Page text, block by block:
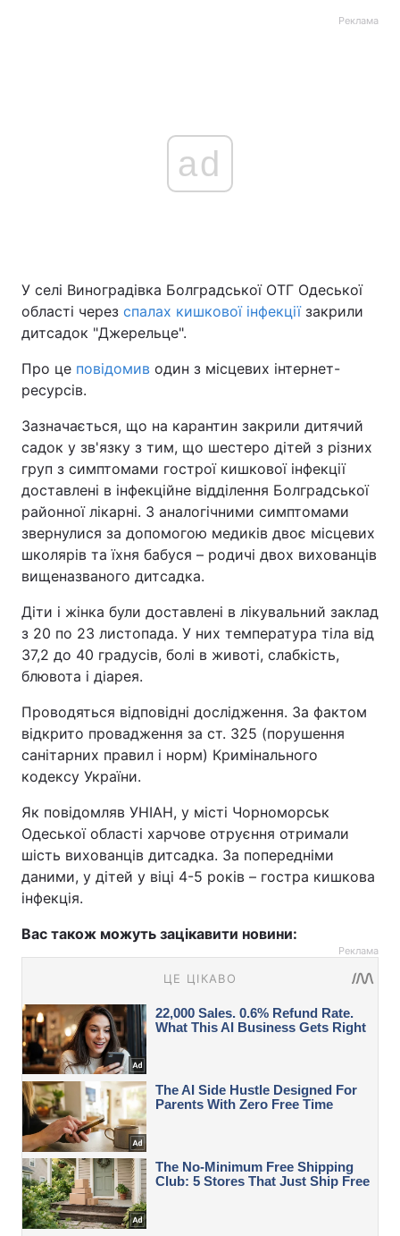
Реклама
ad
У селі Виноградівка Болградської ОТГ Одеської
області через спалах кишкової інфекціїзакрили
дитсадок "Джерельце".
Про це повідомив один з місцевих інтернет-
ресурсів.
Зазначається, що на карантин закрили дитячий
садок у зв'язку з тим, що шестеро дітей з різних
груп з симптомами гострої кишкової інфекції
доставлені в інфекційне відділення Болградської
районної лікарні. З аналогічними симптомами
звернулися за допомогою медиків двоє місцевих
школярів та їхня бабуся – родичі двох вихованців
вищеназваного дитсадка.
Діти і жінка були доставлені в лікувальний заклад
з 20 по 23 листопада. У них температура тіла від
37,2 до 40 градусів, болі в животі, слабкість,
блювота і діарея.
Проводяться відповідні дослідження. За фактом
відкрито провадження за ст. 325 (порушення
санітарних правил і норм) Кримінального
кодексу України.
Як повідомляв УНІАН, у місті Чорноморськ
Одеської області харчове отруєння отримали
шість вихованців дитсадка. За попередніми
даними, у дітей у віці 4-5 років – гостра кишкова
інфекція.
Вас також можуть зацікавити новини:
Реклама